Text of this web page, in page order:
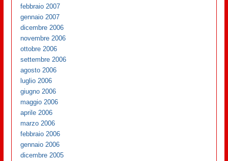
febbraio 2007
gennaio 2007
dicembre 2006
novembre 2006
ottobre 2006
settembre 2006
agosto 2006
luglio 2006
giugno 2006
maggio 2006
aprile 2006
marzo 2006
febbraio 2006
gennaio 2006
dicembre 2005